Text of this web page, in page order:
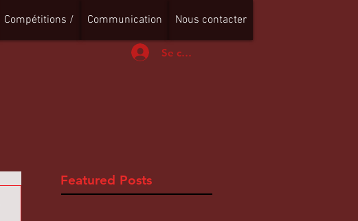
Compétitions / Communication Nous contacter
Se connecter
Featured Posts